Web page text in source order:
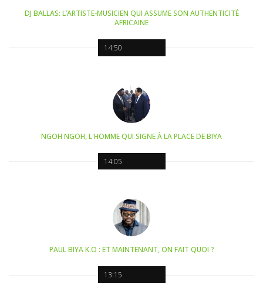
14:50
DJ BALLAS: L’ARTISTE-MUSICIEN QUI ASSUME SON AUTHENTICITÉ
AFRICAINE
14:05
NGOH NGOH, L'HOMME QUI SIGNE À LA PLACE DE BIYA
13:15
PAUL BIYA K.O : ET MAINTENANT, ON FAIT QUOI ?